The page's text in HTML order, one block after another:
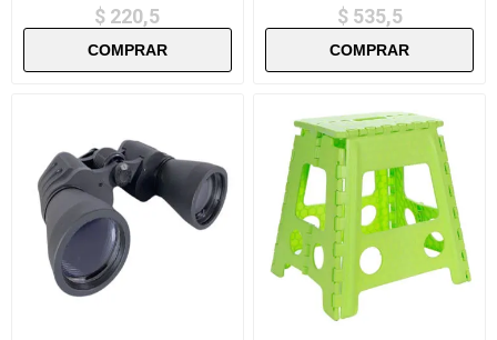
$ 220,5 $ 535,5